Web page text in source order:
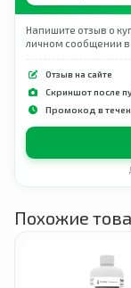
Напишите отзыв о
личном сообщении в
Отзыв на сайте
Скриншот после
Промокод в
Похожие